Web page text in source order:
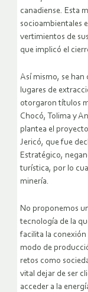
canadiense. Esta
socioambientales
vertimientos de
que implicó el
Así mismo, se
lugares de
otorgaron títulos
Chocó, Tolima y
plantea el
Jericó, que fue
Estratégico,
turística, por lo
minería.
No proponemos
tecnología de la
facilita la conexión
modo de
retos como
vital dejar de ser
acceder a la